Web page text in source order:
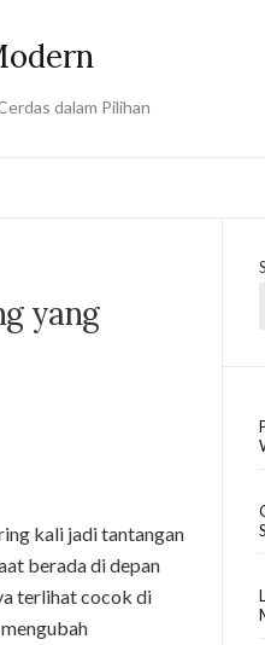
dalam Pilihan
yang
kali jadi tantangan
berada di depan
terlihat cocok di